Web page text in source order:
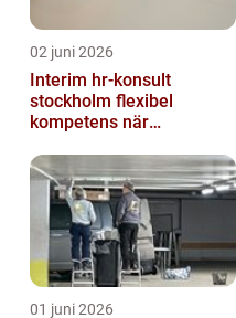
02 juni 2026
Interim hr-konsult
stockholm flexibel
kompetens när
01 juni 2026